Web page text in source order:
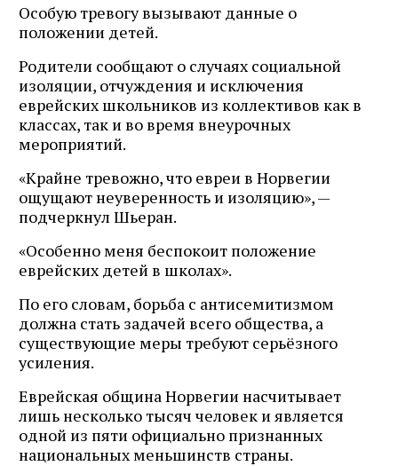
Особую тревогу вызывают данные о
положении детей.
Родители сообщают о случаях социальной
изоляции, отчуждения и исключения
еврейских школьников из коллективов как в
классах, так и во время внеурочных
мероприятий.
«Крайне тревожно, что евреи в Норвегии
ощущают неуверенность и изоляцию», —
подчеркнул Шьеран.
«Особенно меня беспокоит положение
еврейских детей в школах».
По его словам, борьба с антисемитизмом
должна стать задачей всего общества, а
существующие меры требуют серьёзного
усиления.
Еврейская община Норвегии насчитывает
лишь несколько тысяч человек и является
одной из пяти официально признанных
национальных меньшинств страны.